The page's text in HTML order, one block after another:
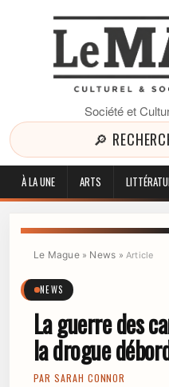
Société et
🔎
À LA UNE ARTS
Le Mague» News » Article
NEWS
La guerre des
la drogue
PAR SARAH CONNOR